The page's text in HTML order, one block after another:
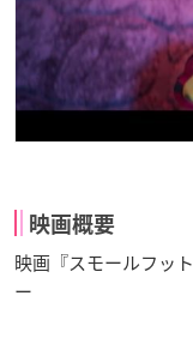
映画概要
映画『スモールフッ
ー